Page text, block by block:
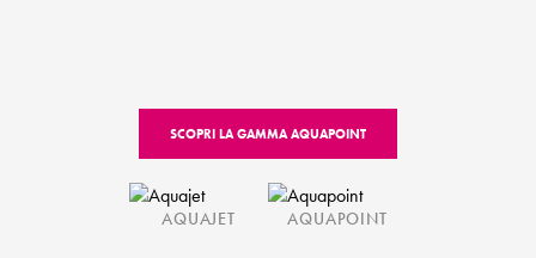
SCOPRI LA GAMMA AQUAPOINT
AQUAJET AQUAPOINT